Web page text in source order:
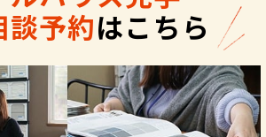
予約はこちら